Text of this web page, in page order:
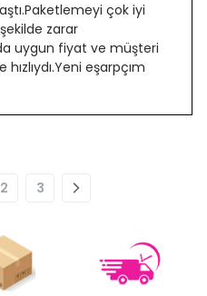
çok iyi
zarar
uygun fiyat ve müşteri
eşarpçım
2 3